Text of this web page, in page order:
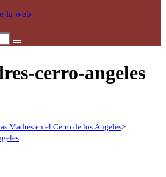
la web
cerro-angeles
Madres en el Cerro de los Ángeles>